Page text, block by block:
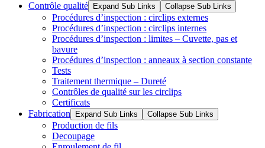
Contrôle qualité Expand Sub Links Collapse Sub Links
Procédures d’inspection : circlips externes
Procédures d’inspection : circlips internes
Procédures d’inspection : limites – Cuvette, pas et
bavure
Procédures d’inspection : anneaux à section constante
Tests
Traitement thermique – Dureté
Contrôles de qualité sur les circlips
Certificats
Fabrication
Expand Sub Links Collapse Sub Links
Production de fils
Decoupage